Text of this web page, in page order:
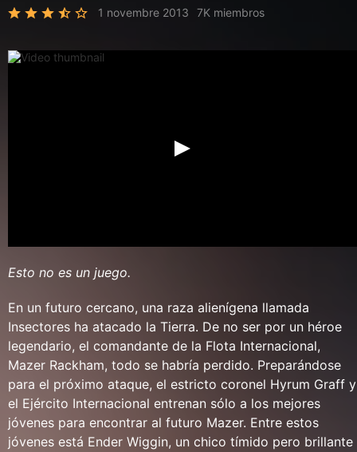
1 novembre 2013 7K miembros
Esto no es un juego.
En un futuro cercano, una raza alienígena llamada
Insectores ha atacado la Tierra. De no ser por un héroe
legendario, el comandante de la Flota Internacional,
Mazer Rackham, todo se habría perdido. Preparándose
para el próximo ataque, el estricto coronel Hyrum Graff y
el Ejército Internacional entrenan sólo a los mejores
jóvenes para encontrar al futuro Mazer. Entre estos
jóvenes está Ender Wiggin, un chico tímido pero brillante